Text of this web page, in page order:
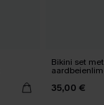
Bikini set met
35,00 €